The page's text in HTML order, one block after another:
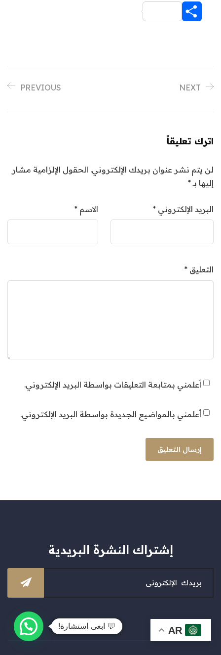
PREVIOUS NEXT
اترك تعليقاً
لن يتم نشر عنوان بريدك الإلكتروني. الحقول الإلزامية مشار
إليها بـ*
الاسم * البريد الإلكتروني *
التعليق *
أعلمني بمتابعة التعليقات بواسطة البريد الإلكتروني.
أعلمني بالمواضيع الجديدة بواسطة البريد الإلكتروني.
إشتراك النشرة البريدية
AR 💬 ابغى استشارة!